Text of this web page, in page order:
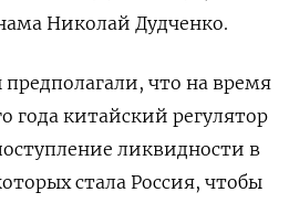
Николай Дудченко.
что на время
года китайский регулятор
ликвидности в
стала Россия, чтобы